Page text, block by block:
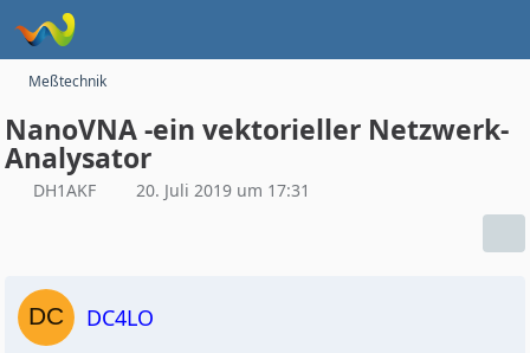
Meßtechnik
NanoVNA -ein vektorieller Netzwerk-
Analysator
DH1AKF 20. Juli 2019 um 17:31
DC4LO